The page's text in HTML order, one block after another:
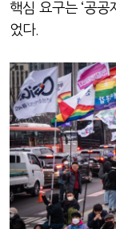
핵심 요구는 ‘공공
었다.